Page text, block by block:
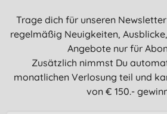
Trage dich für unseren
regelmäßig Neuigkeiten,
Angebote nur für
Zusätzlich nimmst Du
monatlichen Verlosung teil und
von € 150.-